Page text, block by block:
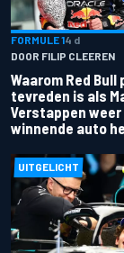
FORMULE 14 d
DOOR FILIP CLEEREN
Waarom Red Bull
tevreden is als
Verstappen weer
winnende auto
UITGELICHT